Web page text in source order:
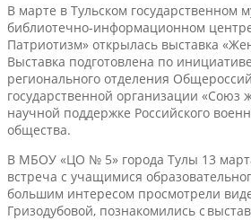
В марте в Тульском государственном
библиотечно-информационном
Патриотизм» открылась выставка
Выставка подготовлена по
регионального отделения
государственной организации «Союз
научной поддержке Российского
общества.
В МБОУ «ЦО № 5» города Тулы 13
встреча с учащимися
большим интересом просмотрели
Гризодубовой, познакомились с